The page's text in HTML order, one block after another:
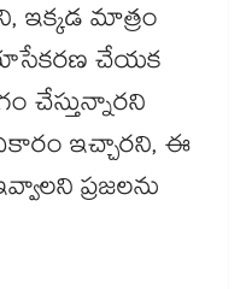
ఇక్కడ మాత్రం
చేయక
చేస్తున్నారని
ఇచ్చారని, ఈ
ప్రజలను